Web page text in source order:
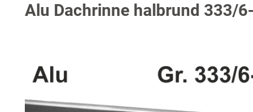
Alu Dachrinne halbrund 333/